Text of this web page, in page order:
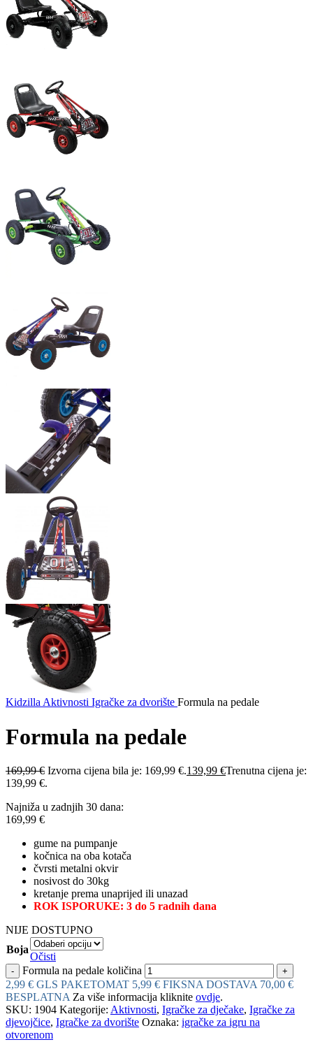
Kidzilla Aktivnosti Igračke za dvorište Formula na pedale
Formula na pedale
169,99€ Izvorna cijena bila je: 169,99 €.139,99 €Trenutna cijena je:
139,99 €.
Najniža u zadnjih 30 dana:
169,99 €
gume na pumpanje
kočnica na oba kotača
čvrsti metalni okvir
nosivost do 30kg
kretanje prema unaprijed ili unazad
ROK ISPORUKE: 3 do 5 radnih dana
NIJE DOSTUPNO
Boja
Očisti
Formula na pedale količina
2,99 € GLS PAKETOMAT 5,99 € FIKSNA DOSTAVA 70,00 €
BESPLATNA Za više informacija kliknite ovdje.
SKU: 1904 Kategorije: Aktivnosti, Igračke za dječake, Igračke za
djevojčice, Igračke za dvorište Oznaka: igračke za igru na
otvorenom